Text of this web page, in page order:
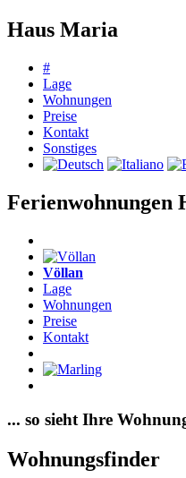
Haus Maria
#
Lage
Wohnungen
Preise
Kontakt
Sonstiges
Ferienwohnungen
Völlan
Lage
Wohnungen
Preise
Kontakt
... so sieht Ihre
Wohnungsfinder